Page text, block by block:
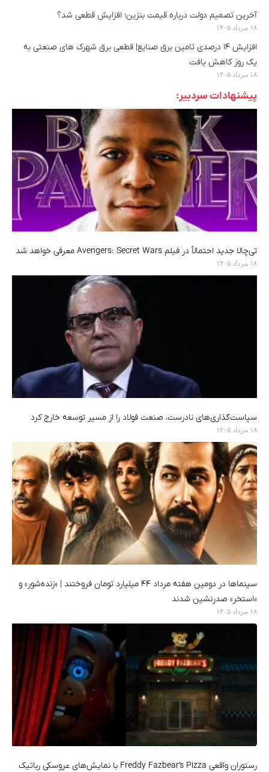
آخرین تصمیم دولت درباره قیمت بنزین؛ افزایش قطعی شد؟
۱۸ مرداد ۱۴۰۵
افزایش ۱۴ درصدی تامین برق صنایع| قطعی برق شهرک های صنعتی به
یک روز کاهش یافت
۱۸ مرداد ۱۴۰۵
پیشنهادات سردبیر:
تی‌چالا جدید احتمالاً در فیلم Avengers: Secret Wars معرفی خواهد شد
۱۸ مرداد ۱۴۰۵
سیاست‌گذاری‌های نادرست، صنعت فولاد را از مسیر توسعه خارج کرد
۱۸ مرداد ۱۴۰۵
سینماها در دومین هفته‌ مرداد ۴۴ میلیارد تومان فروختند | «زنده‌شور» و
«استخر» صدرنشین شدند
۱۸ مرداد ۱۴۰۵
رستوران واقعی Freddy Fazbear’s Pizza با نمایش‌های عروسکی رباتیک